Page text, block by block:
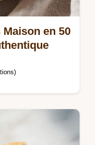
en 50
betteraves